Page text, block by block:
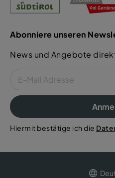
Abonniere unseren
News und Angebote
Hiermit bestätige ich die